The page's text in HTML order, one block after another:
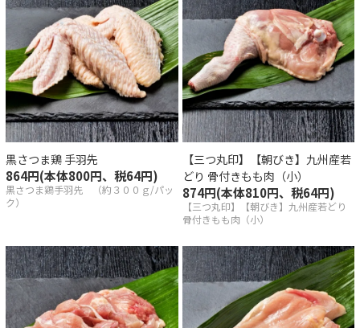
黒さつま鶏 手羽先
864円(本体800円、税64円)
黒さつま鶏手羽先 （約３００ｇ/パッ
ク）
【三つ丸印】【朝びき】九州産若
どり 骨付きもも肉（小）
874円(本体810円、税64円)
【三つ丸印】【朝びき】九州産若どり
骨付きもも肉（小）